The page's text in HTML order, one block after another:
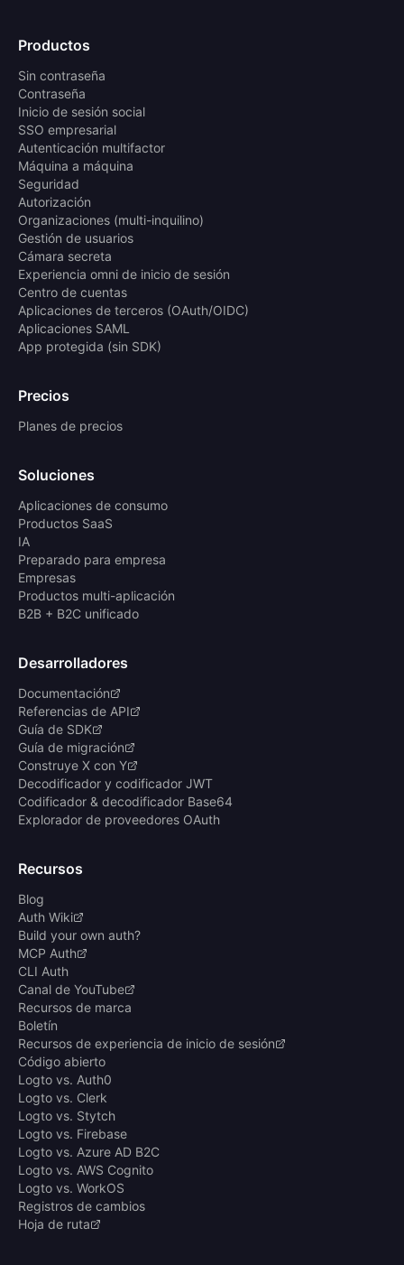
Productos
Sin contraseña
Contraseña
Inicio de sesión social
SSO empresarial
Autenticación multifactor
Máquina a máquina
Seguridad
Autorización
Organizaciones (multi-inquilino)
Gestión de usuarios
Cámara secreta
Experiencia omni de inicio de sesión
Centro de cuentas
Aplicaciones de terceros (OAuth/OIDC)
Aplicaciones SAML
App protegida (sin SDK)
Precios
Planes de precios
Soluciones
Aplicaciones de consumo
Productos SaaS
IA
Preparado para empresa
Empresas
Productos multi-aplicación
B2B + B2C unificado
Desarrolladores
Documentación
Referencias de API
Guía de SDK
Guía de migración
Construye X con Y
Decodificador y codificador JWT
Codificador & decodificador Base64
Explorador de proveedores OAuth
Recursos
Blog
Auth Wiki
Build your own auth?
MCP Auth
CLI Auth
Canal de YouTube
Recursos de marca
Boletín
Recursos de experiencia de inicio de sesión
Código abierto
Logto vs. Auth0
Logto vs. Clerk
Logto vs. Stytch
Logto vs. Firebase
Logto vs. Azure AD B2C
Logto vs. AWS Cognito
Logto vs. WorkOS
Registros de cambios
Hoja de ruta